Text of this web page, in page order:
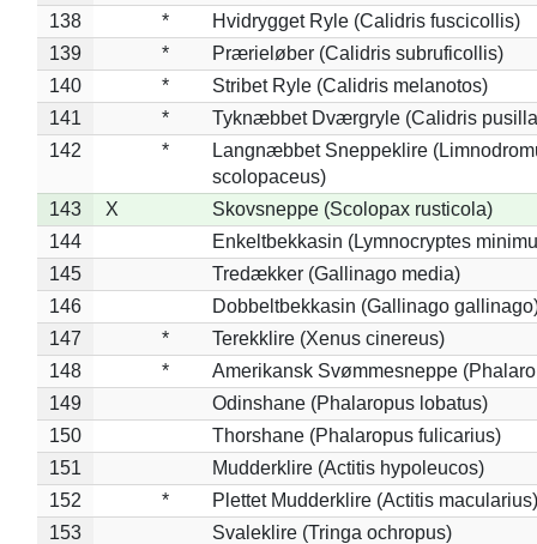
138
*
Hvidrygget Ryle (Calidris fuscicollis)
139
*
Prærieløber (Calidris subruficollis)
140
*
Stribet Ryle (Calidris melanotos)
141
*
Tyknæbbet Dværgryle (Calidris
142
*
Langnæbbet Sneppeklire
scolopaceus)
143
X
Skovsneppe (Scolopax rusticola)
144
Enkeltbekkasin (Lymnocryptes
145
Tredækker (Gallinago media)
146
Dobbeltbekkasin (Gallinago
147
*
Terekklire (Xenus cinereus)
148
*
Amerikansk Svømmesneppe
149
Odinshane (Phalaropus lobatus)
150
Thorshane (Phalaropus fulicarius)
151
Mudderklire (Actitis hypoleucos)
152
*
Plettet Mudderklire (Actitis macularius)
153
Svaleklire (Tringa ochropus)